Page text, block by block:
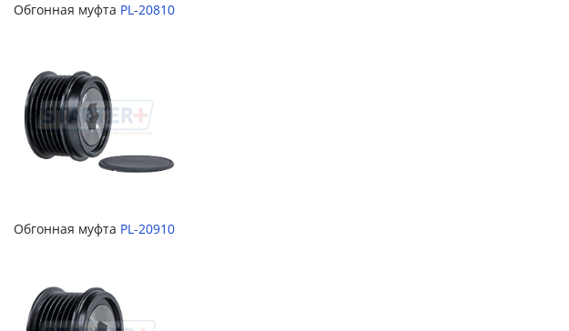
Обгонная муфта PL-20810
Обгонная муфта PL-20910